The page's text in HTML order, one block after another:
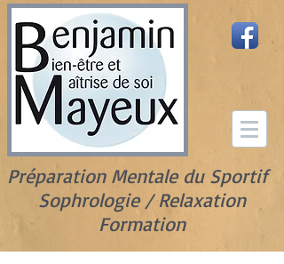
Préparation Mentale du Sportif
Sophrologie / Relaxation
Formation